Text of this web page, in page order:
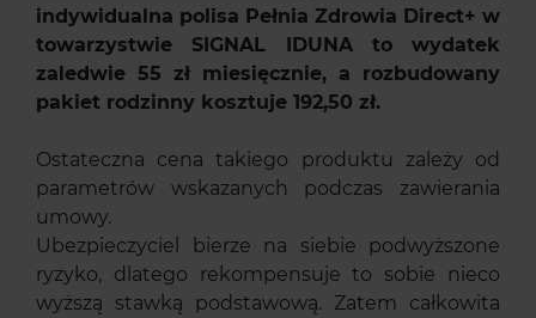
indywidualna polisa Pełnia Zdrowia Direct+ w
towarzystwie SIGNAL IDUNA to wydatek
zaledwie 55 zł miesięcznie, a rozbudowany
pakiet rodzinny kosztuje 192,50 zł.
Ostateczna cena takiego produktu zależy od
parametrów wskazanych podczas zawierania
umowy.
Ubezpieczyciel bierze na siebie podwyższone
ryzyko, dlatego rekompensuje to sobie nieco
wyższą stawką podstawową. Zatem całkowita